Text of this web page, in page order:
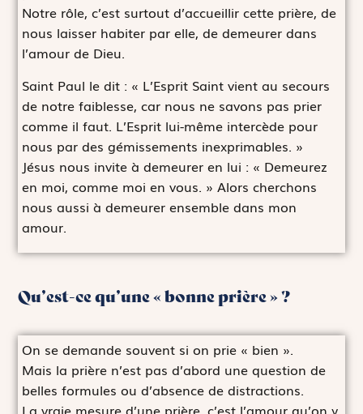
Notre rôle, c’est surtout d’accueillir cette prière, de
nous laisser habiter par elle, de demeurer dans
l’amour de Dieu.
Saint Paul le dit : « L’Esprit Saint vient au secours
de notre faiblesse, car nous ne savons pas prier
comme il faut. L’Esprit lui-même intercède pour
nous par des gémissements inexprimables. »
Jésus nous invite à demeurer en lui : « Demeurez
en moi, comme moi en vous. » Alors cherchons
nous aussi à demeurer ensemble dans mon
amour.
Qu’est-ce qu’une « bonne prière » ?
On se demande souvent si on prie « bien ».
Mais la prière n’est pas d’abord une question de
belles formules ou d’absence de distractions.